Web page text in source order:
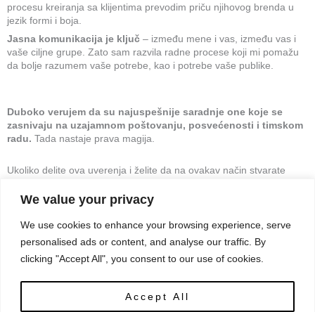
We value your privacy
We use cookies to enhance your browsing experience, serve
personalised ads or content, and analyse our traffic. By
clicking "Accept All", you consent to our use of cookies.
Accept All
procesu kreiranja sa klijentima prevodim priču njihovog brenda u
jezik formi i boja.
Jasna komunikacija je ključ – između mene i vas, između vas i
vaše ciljne grupe. Zato sam razvila radne procese koji mi pomažu
da bolje razumem vaše potrebe, kao i potrebe vaše publike.
Duboko verujem da su najuspešnije saradnje one koje se
zasnivaju na uzajamnom poštovanju, posvećenosti i timskom
radu. Tada nastaje prava magija.
Ukoliko delite ova uverenja i želite da na ovakav način stvarate